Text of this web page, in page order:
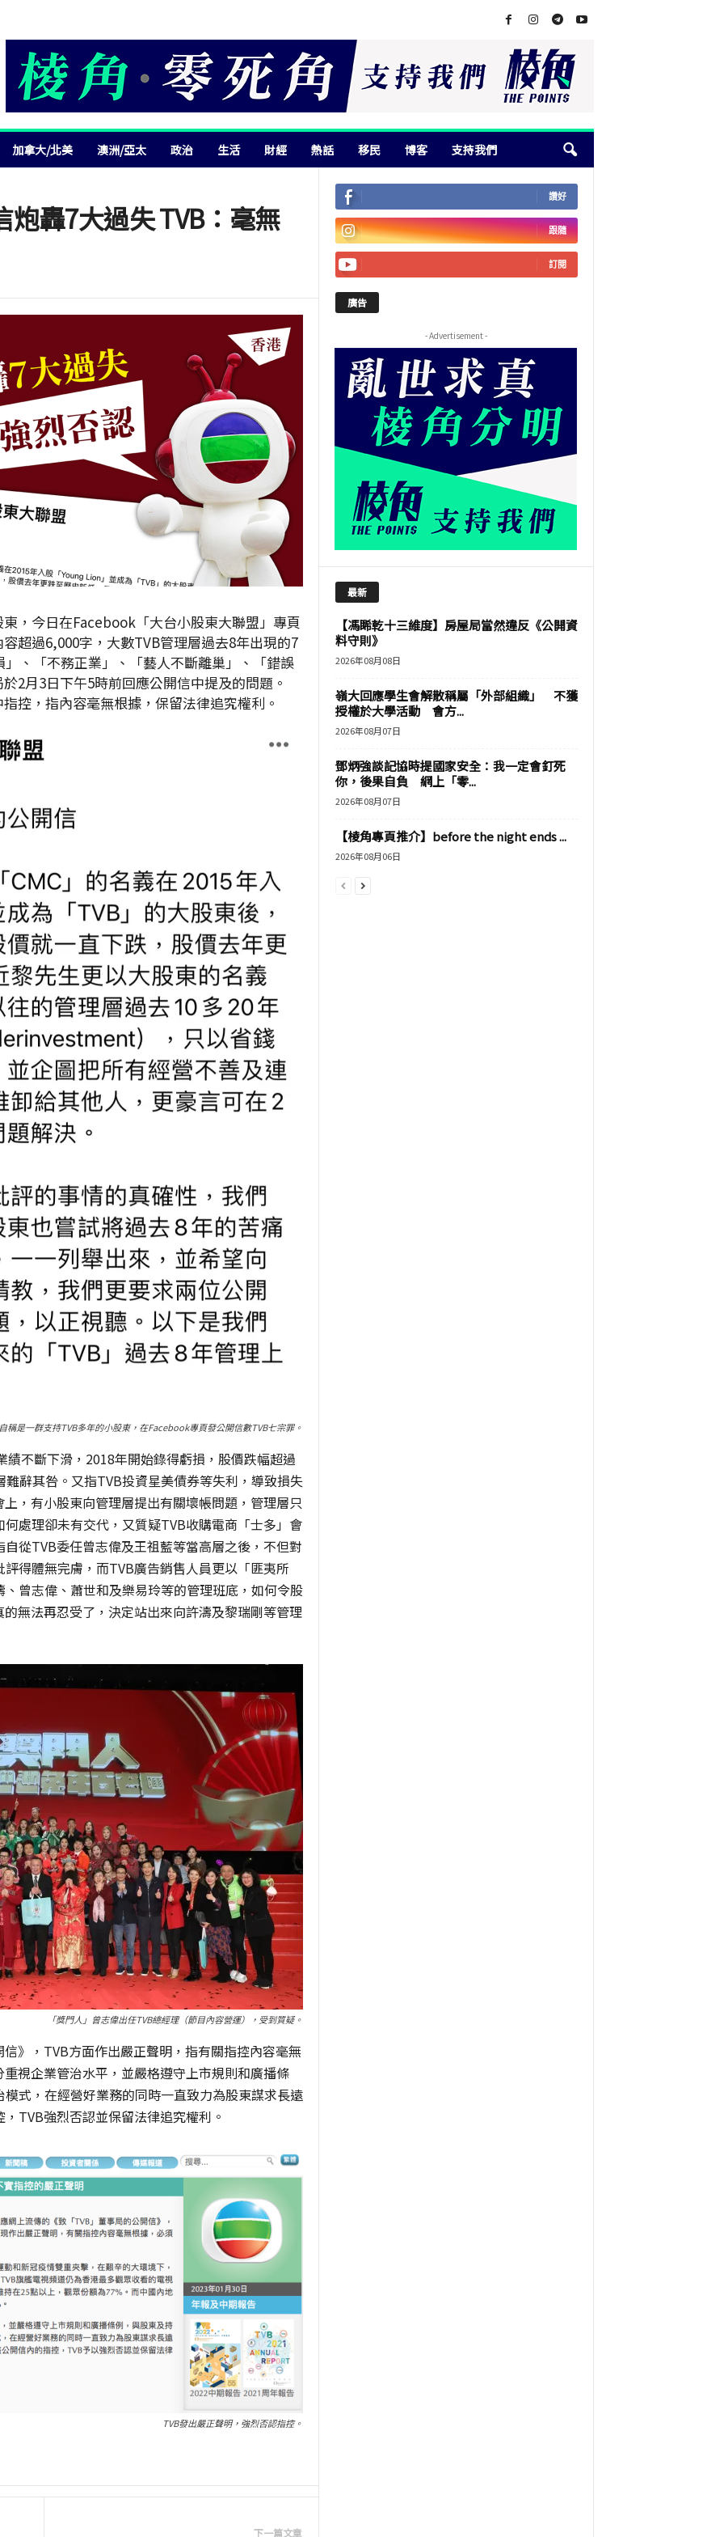
加拿大/北美 澳洲/亞太 政治 生活 財經 熱話 移民 博客 支持我們
轟7大過失 TVB：毫無
，今日在Facebook「大台小股東大聯盟」專頁
超過6,000字，大數TVB管理層過去8年出現的7
、「不務正業」、「藝人不斷離巢」、「錯誤
2月3日下午5時前回應公開信中提及的問題。
控，指內容毫無根據，保留法律追究權利。
稱是一群支持TVB多年的小股東，在Facebook專頁發公開信數TVB七宗罪。
不斷下滑，2018年開始錄得虧損，股價跌幅超過
辭其咎。又指TVB投資星美債券等失利，導致損失
，有小股東向管理層提出有關壞帳問題，管理層只
處理卻未有交代，又質疑TVB收購電商「士多」會
從TVB委任曾志偉及王祖藍等當高層之後，不但對
得體無完膚，而TVB廣告銷售人員更以「匪夷所
曾志偉、蕭世和及樂易玲等的管理班底，如何令股
無法再忍受了，決定站出來向許濤及黎瑞剛等管理
「獎門人」曾志偉出任TVB總經理（節目內容營運），受到質疑。
》，TVB方面作出嚴正聲明，指有關指控內容毫無
視企業管治水平，並嚴格遵守上市規則和廣播條
式，在經營好業務的同時一直致力為股東謀求長遠
TVB強烈否認並保留法律追究權利。
TVB發出嚴正聲明，強烈否認指控。
下一篇文章
讚好
跟隨
訂閱
廣告
- Advertisement -
最新
【馮睎乾十三維度】房屋局當然違反《公開資
料守則》
2026年08月08日
嶺大回應學生會解散稱屬「外部組織」 不獲
授權於大學活動 會方...
2026年08月07日
鄧炳強談記協時提國家安全：我一定會釘死
你，後果自負 網上「零...
2026年08月07日
【棱角專頁推介】before the night ends ...
2026年08月06日